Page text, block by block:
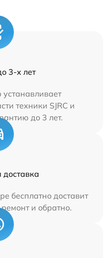
3-х лет
техники SJRC и
до 3 лет.
доставка
бесплатно доставит
и обратно.